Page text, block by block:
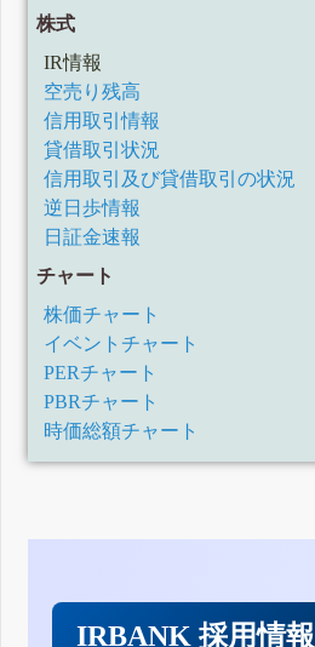
株式
IR情報
空売り残高
信用取引情報
貸借取引状況
信用取引及び貸借取引の状況
逆日歩情報
日証金速報
チャート
株価チャート
イベントチャート
PERチャート
PBRチャート
時価総額チャート
IRBANK 採用情報